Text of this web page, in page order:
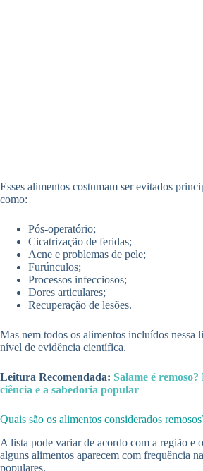
Esses alimentos costumam ser evitados
como:
Pós-operatório;
Cicatrização de feridas;
Acne e problemas de pele;
Furúnculos;
Processos infecciosos;
Dores articulares;
Recuperação de lesões.
Mas nem todos os alimentos incluídos nessa
nível de evidência científica.
Leitura Recomendada: Salame é
ciência e a sabedoria popular
Quais são os alimentos considerados
A lista pode variar de acordo com a região e
alguns alimentos aparecem com frequência
populares.